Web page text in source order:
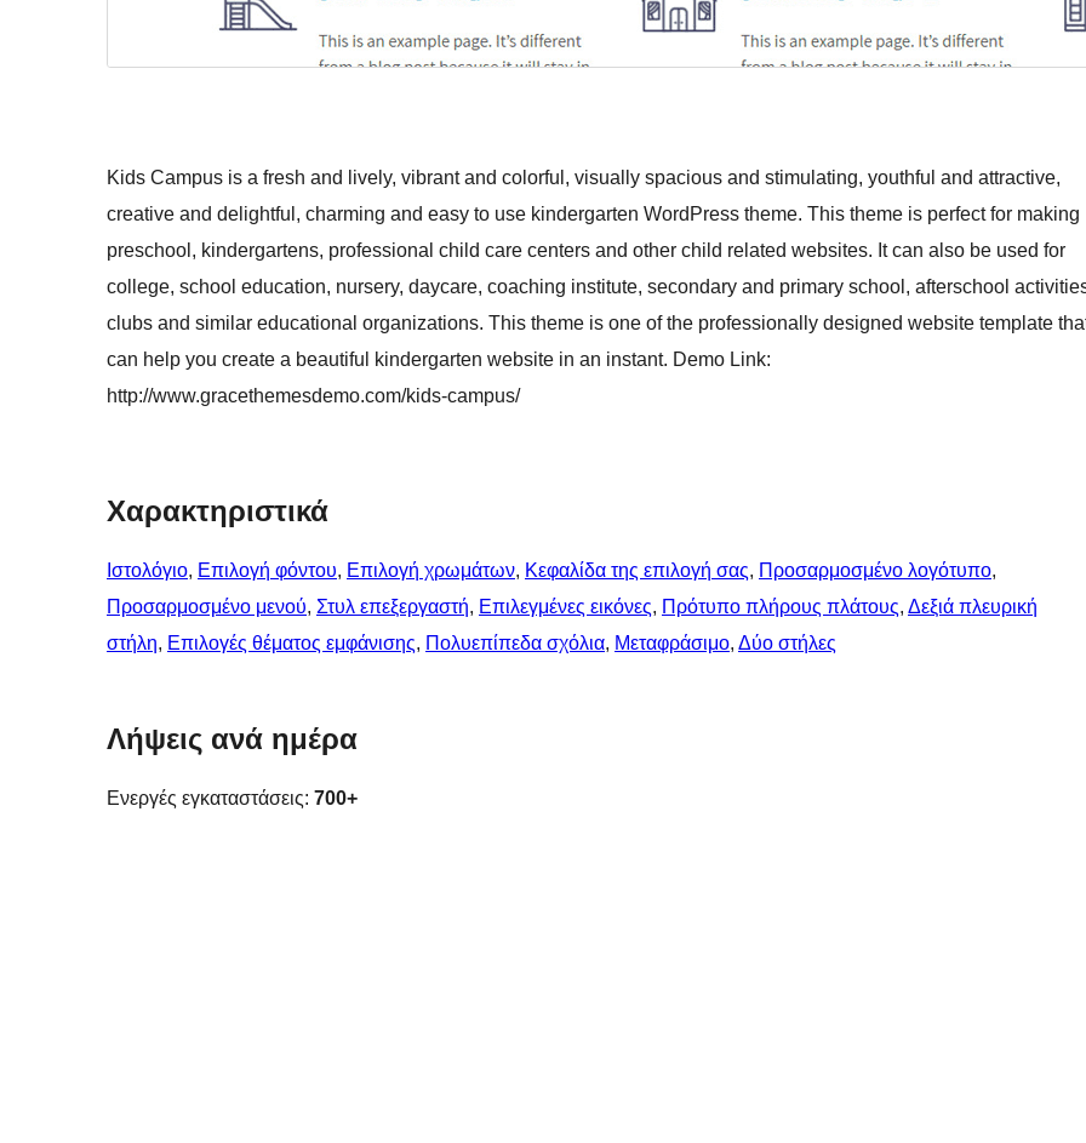
Kids Campus is a fresh and lively, vibrant and colorful, visually spacious and stimulating, youthful and attractive,
creative and delightful, charming and easy to use kindergarten WordPress theme. This theme is perfect for making
preschool, kindergartens, professional child care centers and other child related websites. It can also be used for
college, school education, nursery, daycare, coaching institute, secondary and primary school, afterschool
clubs and similar educational organizations. This theme is one of the professionally designed website template
can help you create a beautiful kindergarten website in an instant. Demo Link:
http://www.gracethemesdemo.com/kids-campus/
Χαρακτηριστικά
Ιστολόγιο, Επιλογή φόντου, Επιλογή χρωμάτων, Κεφαλίδα της επιλογή σας, Προσαρμοσμένο λογότυπο
Προσαρμοσμένο μενού, Στυλ επεξεργαστή, Επιλεγμένες εικόνες, Πρότυπο πλήρους πλάτους, Δεξιά πλευρική
στήλη, Επιλογές θέματος εμφάνισης, Πολυεπίπεδα σχόλια, Μεταφράσιμο, Δύο στήλες
Λήψεις ανά ημέρα
Ενεργές εγκαταστάσεις: 700+